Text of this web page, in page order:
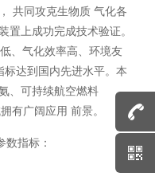
共同攻克生物质 气化各
上成功完成技术验证。
、气化效率高、环境友
达到国内先进水平。本
、可持续航空燃料
有广阔应用 前景。
指标：